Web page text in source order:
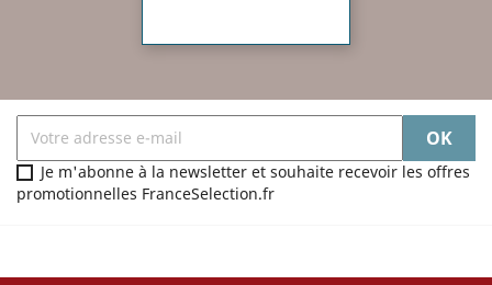
Je m'abonne à la newsletter et souhaite recevoir les offres
promotionnelles FranceSelection.fr